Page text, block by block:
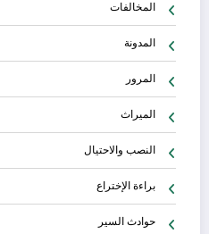
المخالفات
المدونة
المرور
الميراث
النصب والاحتيال
براءة الإختراع
حوادث السير